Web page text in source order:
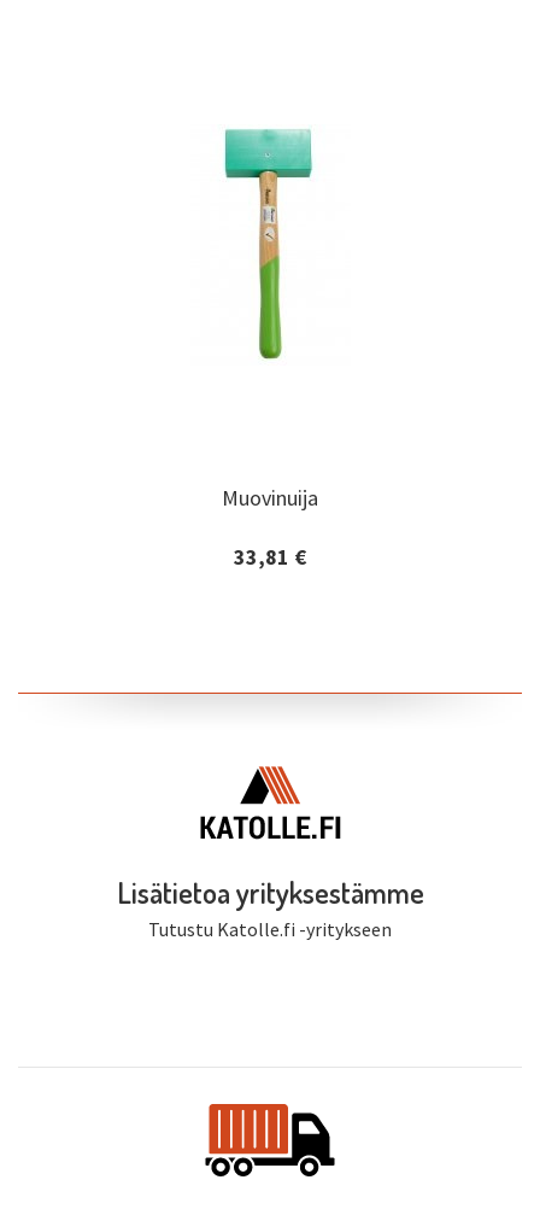
Muovinuija
33,81 €
Muovinuija
Lisätiedot ja tilaaminen
Lisätietoa yrityksestämme
Tutustu Katolle.fi -yritykseen